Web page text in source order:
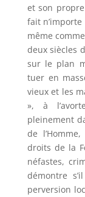
et son
fait
même
deux siècles
sur le plan
tuer en
vieux et les
», à
pleinement
de
droits de la
néfastes,
démontre
perversion